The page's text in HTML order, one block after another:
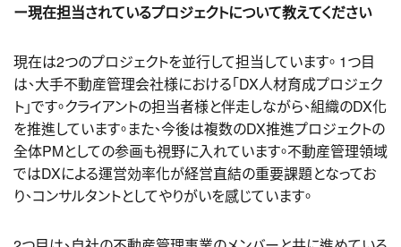
ー現在担当されているプロジェクトについて教えてください
現在は2つのプロジェクトを並行して担当しています。 1つ目
は、大手不動産管理会社様における「DX人材育成プロジェク
ト」です。クライアントの担当者様と伴走しながら、組織のDX化
を推進しています。また、今後は複数のDX推進プロジェクトの
全体PMとしての参画も視野に入れています。不動産管理領域
ではDXによる運営効率化が経営直結の重要課題となってお
り、コンサルタントとしてやりがいを感じています。